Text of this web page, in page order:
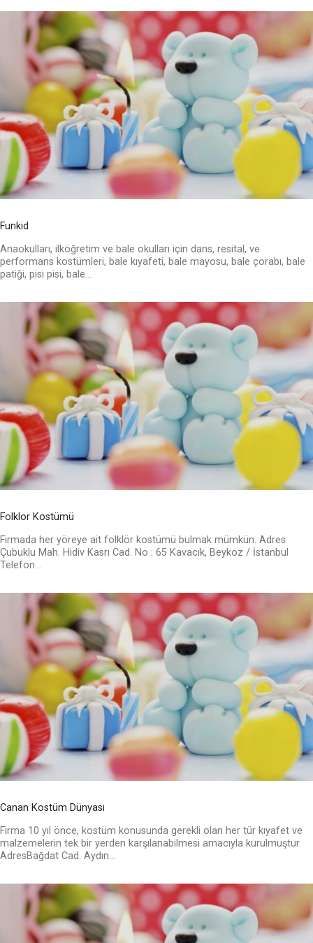
Funkid
Anaokulları, ilköğretim ve bale okulları için dans, resital, ve
performans kostümleri, bale kıyafeti, bale mayosu, bale çorabı, bale
patiği, pisi pisi, bale...
Folklor Kostümü
Firmada her yöreye ait folklör kostümü bulmak mümkün. Adres
Çubuklu Mah. Hidiv Kasrı Cad. No : 65 Kavacık, Beykoz / İstanbul
Telefon...
Canan Kostüm Dünyası
Firma 10 yıl önce, kostüm konusunda gerekli olan her tür kıyafet ve
malzemelerin tek bir yerden karşılanabilmesi amacıyla kurulmuştur.
AdresBağdat Cad. Aydın...